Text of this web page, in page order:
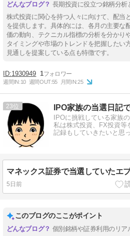
長期投資に役立つ銘柄分析
株式投資に関心を持つ人々に向けて、配当
を提供します。具体的には、各月の主要な
価の動向、テクニカル指標の分析を分かり
タイミングや市場のトレンドを把握したい
見通しを提案している点も特徴です。
1930949 1
週間IN:10 週間OUT:55 月間IN:25
23 IPO家族の当選日記
IPOに挑戦している家族
私は株式投資、FX投資等
記録もしていきたいと思
5日前
このブログのここがポイント
個別銘柄や証券利用のリア